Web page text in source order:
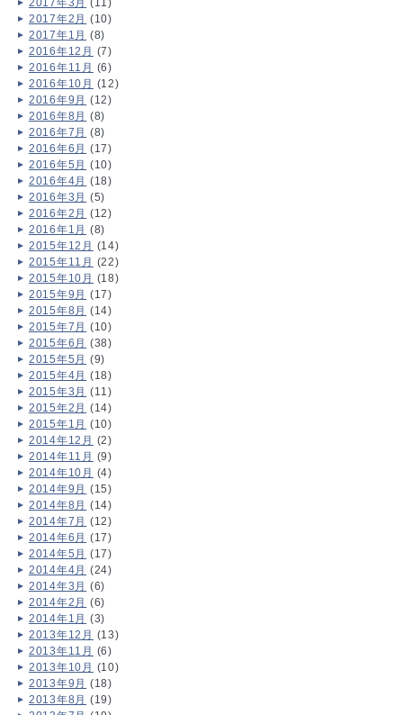
2017年3月 (11)
2017年2月 (10)
2017年1月 (8)
2016年12月 (7)
2016年11月 (6)
2016年10月 (12)
2016年9月 (12)
2016年8月 (8)
2016年7月 (8)
2016年6月 (17)
2016年5月 (10)
2016年4月 (18)
2016年3月 (5)
2016年2月 (12)
2016年1月 (8)
2015年12月 (14)
2015年11月 (22)
2015年10月 (18)
2015年9月 (17)
2015年8月 (14)
2015年7月 (10)
2015年6月 (38)
2015年5月 (9)
2015年4月 (18)
2015年3月 (11)
2015年2月 (14)
2015年1月 (10)
2014年12月 (2)
2014年11月 (9)
2014年10月 (4)
2014年9月 (15)
2014年8月 (14)
2014年7月 (12)
2014年6月 (17)
2014年5月 (17)
2014年4月 (24)
2014年3月 (6)
2014年2月 (6)
2014年1月 (3)
2013年12月 (13)
2013年11月 (6)
2013年10月 (10)
2013年9月 (18)
2013年8月 (19)